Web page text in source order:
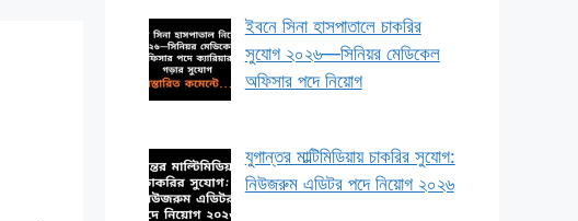
ইবনে সিনা হাসপাতালে চাকরির
সুযোগ ২০২৬—সিনিয়র মেডিকেল
অফিসার পদে নিয়োগ
যুগান্তর মাল্টিমিডিয়ায় চাকরির সুযোগ:
নিউজরুম এডিটর পদে নিয়োগ ২০২৬